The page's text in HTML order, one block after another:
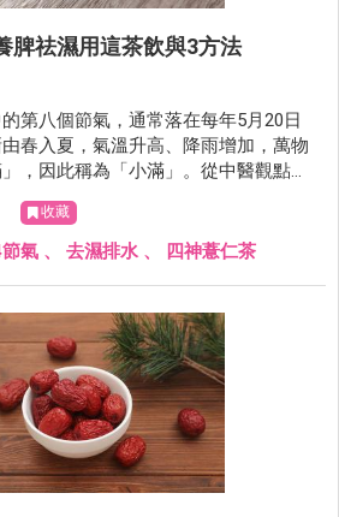
脾祛濕用這茶飲與3方法
第八個節氣，通常落在每年5月20日
春入夏，氣溫升高、降雨增加，萬物
，因此稱為「小滿」。從中醫觀點來
「濕氣漸盛」，濕邪容易困阻脾胃，
收藏
氣 、 去濕排水 、 四神薏仁茶